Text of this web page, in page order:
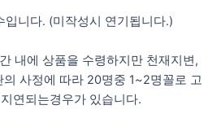
입니다. (미작성시 연기됩니다.)
내에 상품을 수령하지만 천재지변,
사정에 따라 20명중 1~2명꼴로 고
연되는경우가 있습니다.